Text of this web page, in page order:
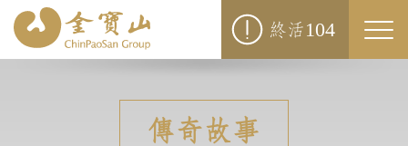
終活104
傳奇故事